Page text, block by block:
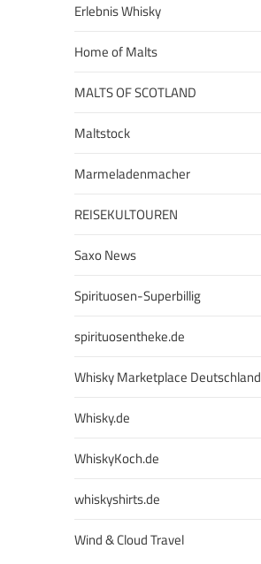
Erlebnis Whisky
Home of Malts
MALTS OF SCOTLAND
Maltstock
Marmeladenmacher
REISEKULTOUREN
Saxo News
Spirituosen-Superbillig
spirituosentheke.de
Whisky Marketplace Deutschland
Whisky.de
WhiskyKoch.de
whiskyshirts.de
Wind & Cloud Travel